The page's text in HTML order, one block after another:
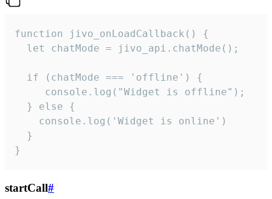
function jivo_onLoadCallback() {
  let chatMode = jivo_api.chatMode();
  if (chatMode === 'offline') {
     console.log("Widget is offline");
  } else {
    console.log('Widget is online')
  }
}
startCall#